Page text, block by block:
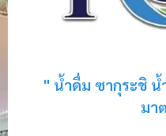
" น้ำดื่ม ซากุระชิ น้
มา